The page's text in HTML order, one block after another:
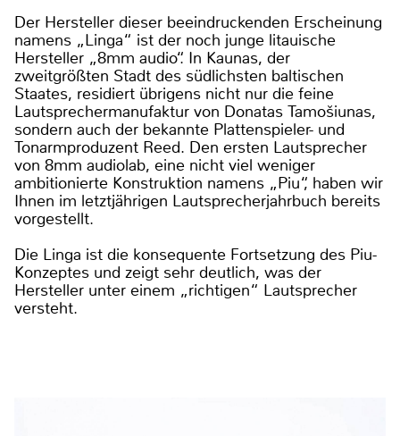
Der Hersteller dieser beeindruckenden Erscheinung
namens „Linga“ ist der noch junge litauische
Hersteller „8mm audio“. In Kaunas, der
zweitgrößten Stadt des südlichsten baltischen
Staates, residiert übrigens nicht nur die feine
Lautsprechermanufaktur von Donatas Tamošiunas,
sondern auch der bekannte Plattenspieler- und
Tonarmproduzent Reed. Den ersten Lautsprecher
von 8mm audiolab, eine nicht viel weniger
ambitionierte Konstruktion namens „Piu“, haben wir
Ihnen im letztjährigen Lautsprecherjahrbuch bereits
vorgestellt.
Die Linga ist die konsequente Fortsetzung des Piu-
Konzeptes und zeigt sehr deutlich, was der
Hersteller unter einem „richtigen“ Lautsprecher
versteht.